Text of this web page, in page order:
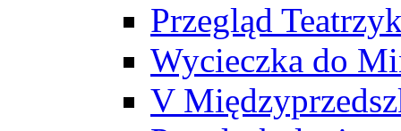
Przegląd
Wycieczka do
V